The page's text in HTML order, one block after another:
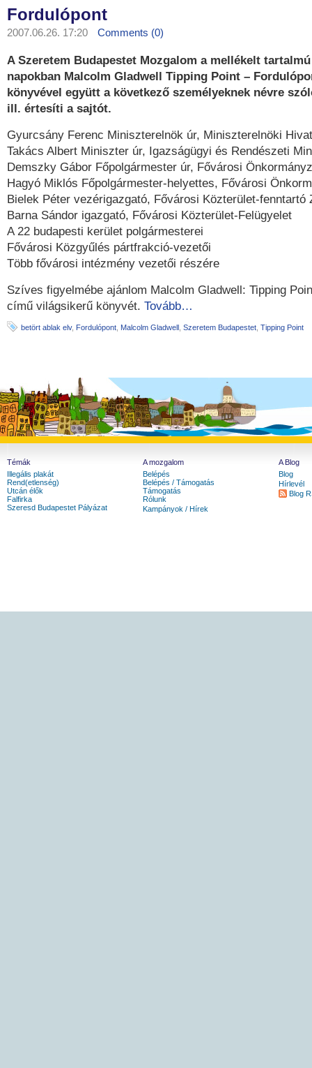
Fordulópont
2007.06.26. 17:20 Comments (0)
A Szeretem Budapestet Mozgalom a mellékelt
napokban Malcolm Gladwell Tipping Point –
könyvével együtt a következő személyeknek névre
ill. értesíti a sajtót.
Gyurcsány Ferenc Miniszterelnök úr, Miniszterelnöki
Takács Albert Miniszter úr, Igazságügyi és Rendészeti
Demszky Gábor Főpolgármester úr, Fővárosi
Hagyó Miklós Főpolgármester-helyettes, Fővárosi
Bielek Péter vezérigazgató, Fővárosi Közterület-fenntartó
Barna Sándor igazgató, Fővárosi Közterület-Felügyelet
A 22 budapesti kerület polgármesterei
Fővárosi Közgyűlés pártfrakció-vezetői
Több fővárosi intézmény vezetői részére
Szíves figyelmébe ajánlom Malcolm Gladwell: Tipping
című világsikerű könyvét. Tovább…
betört ablak elv, Fordulópont Malcolm Gladwell Szeretem Budapestet Tipping Point
Témák
Illegális plakát
Rend(etlenség)
Utcán élők
Falfirka
Szeresd Budapestet Pályázat
A mozgalom
Belépés
Belépés / Támogatás
Támogatás
Rólunk
Kampányok / Hírek
A Blog
Blog
Hírlevél
Blog